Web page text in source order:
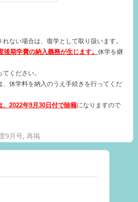
ない場合は、復学として取り扱います。
後期学費の納入義務が生じます。 休学を継
ください。
休学料を納入のうえ手続きを行ってくだ
、2022年9月30日付で除籍になりますので
9月号,再掲